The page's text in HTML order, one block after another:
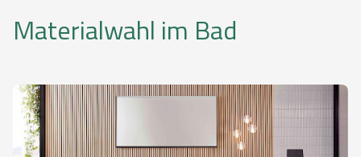
Materialwahl im Bad